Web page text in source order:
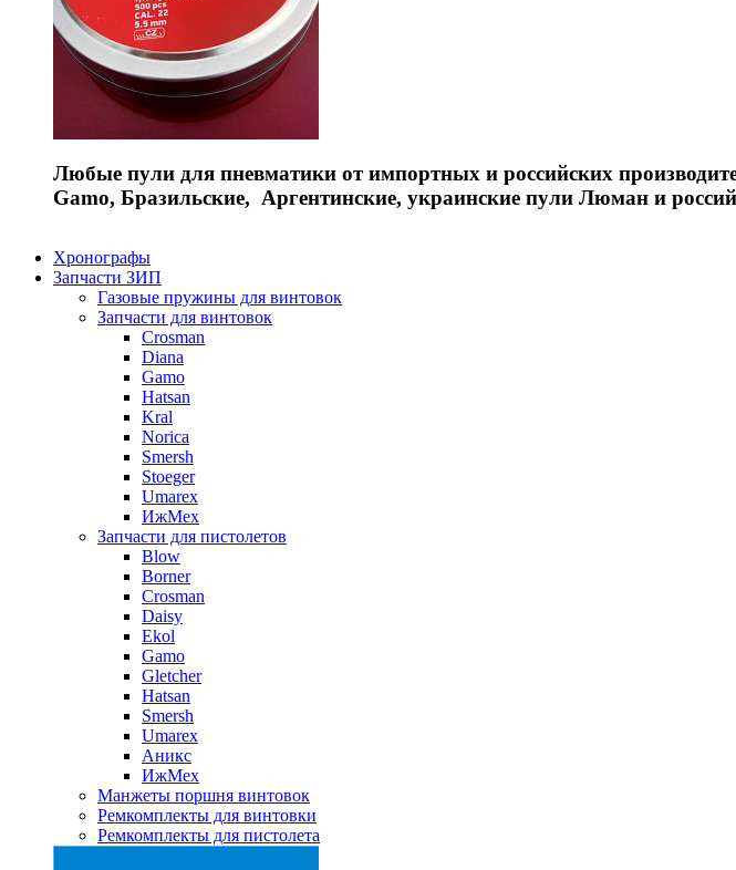
Любые пули для пневматики от импортных и российских
Gamo, Бразильские, Аргентинские, украинские пули Люман и
Хронографы
Запчасти ЗИП
Газовые пружины для винтовок
Запчасти для винтовок
Crosman
Diana
Gamo
Hatsan
Kral
Norica
Smersh
Stoeger
Umarex
ИжМех
Запчасти для пистолетов
Blow
Borner
Crosman
Daisy
Ekol
Gamo
Gletcher
Hatsan
Smersh
Umarex
Аникс
ИжМех
Манжеты поршня винтовок
Ремкомплекты для винтовки
Ремкомплекты для пистолета